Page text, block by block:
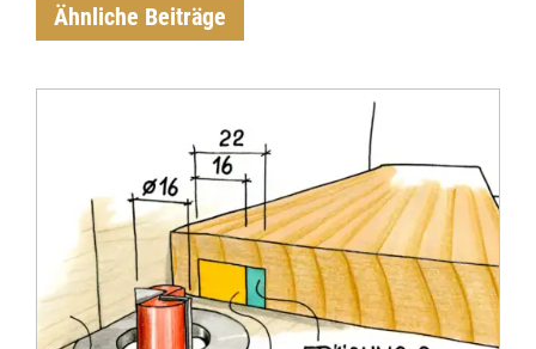
Ähnliche Beiträge